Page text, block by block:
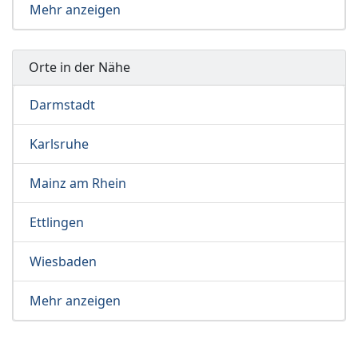
Mehr anzeigen
Orte in der Nähe
Darmstadt
Karlsruhe
Mainz am Rhein
Ettlingen
Wiesbaden
Mehr anzeigen